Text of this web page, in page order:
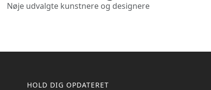
Nøje udvalgte kunstnere og designere
HOLD DIG OPDATERET